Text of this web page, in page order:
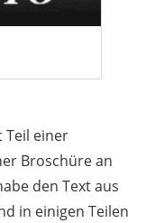
Teil einer
Broschüre an
den Text aus
in einigen Teilen